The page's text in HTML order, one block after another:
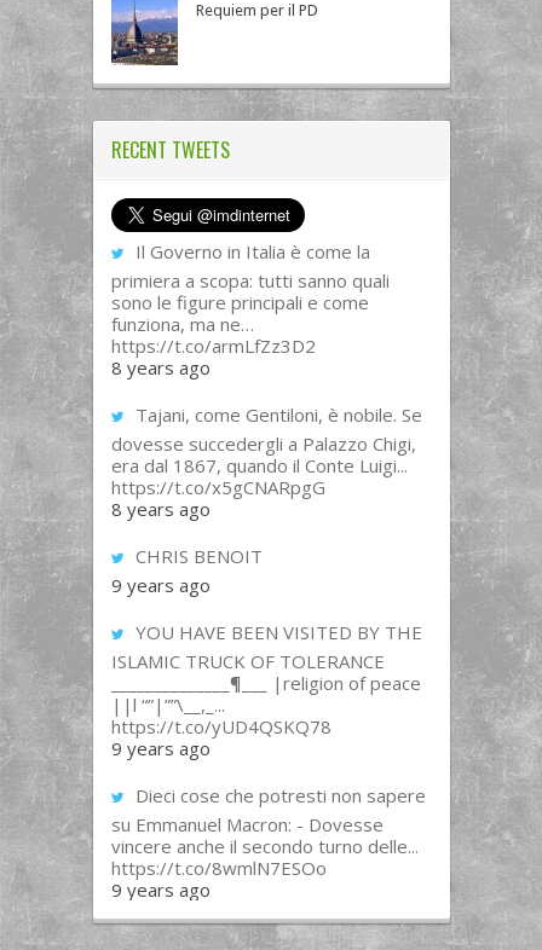
Requiem per il PD
RECENT TWEETS
Il Governo in Italia è come la
primiera a scopa: tutti sanno quali
sono le figure principali e come
funziona, ma ne…
https://t.co/armLfZz3D2
8 years ago
Tajani, come Gentiloni, è nobile. Se
dovesse succedergli a Palazzo Chigi,
era dal 1867, quando il Conte Luigi...
https://t.co/x5gCNARpgG
8 years ago
CHRIS BENOIT
9 years ago
YOU HAVE BEEN VISITED BY THE
ISLAMIC TRUCK OF TOLERANCE
______________¶___ |religion of peace
||l “”|””\__,_...
https://t.co/yUD4QSKQ78
9 years ago
Dieci cose che potresti non sapere
su Emmanuel Macron: - Dovesse
vincere anche il secondo turno delle...
https://t.co/8wmlN7ESOo
9 years ago